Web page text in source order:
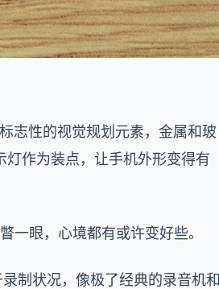
志性的视觉规划元素，金属和玻
作为装点，让手机外形变得有
一眼，心境都有或许变好些。
制状况，像极了经典的录音机和